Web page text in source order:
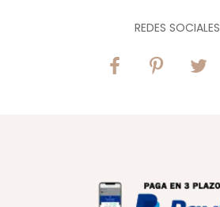
REDES SOCIALES